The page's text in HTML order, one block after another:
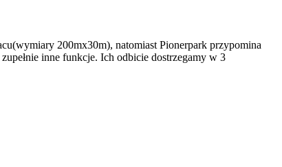
200mx30m), natomiast Pionerpark przypomina
inne funkcje. Ich odbicie dostrzegamy w 3